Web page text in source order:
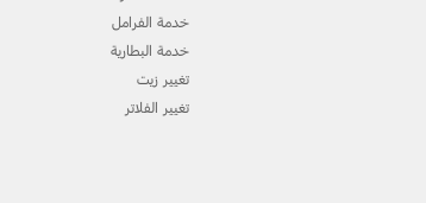
خدمة الفرامل
خدمة البطارية
تغيير زيت
تغيير الفلاتر